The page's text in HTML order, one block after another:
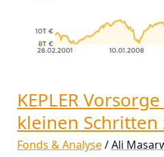
KEPLER
kleinen Schritten
Fonds & Analyse/Ali